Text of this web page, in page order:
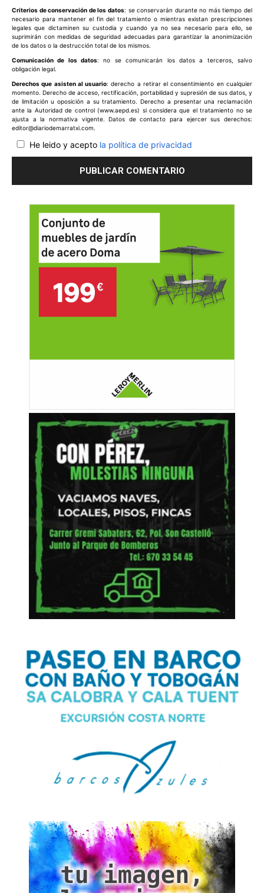
Criterios de conservación de los datos: se conservarán durante no más tiempo del
necesario para mantener el fin del tratamiento o mientras existan prescripciones
legales que dictaminen su custodia y cuando ya no sea necesario para ello, se
suprimirán con medidas de seguridad adecuadas para garantizar la anonimización
de los datos o la destrucción total de los mismos.
Comunicación de los datos: no se comunicarán los datos a terceros, salvo
obligación legal.
Derechos que asisten al usuario: derecho a retirar el consentimiento en cualquier
momento. Derecho de acceso, rectificación, portabilidad y supresión de sus datos, y
de limitación u oposición a su tratamiento. Derecho a presentar una reclamación
ante la Autoridad de control (www.aepd.es) si considera que el tratamiento no se
ajusta a la normativa vigente. Datos de contacto para ejercer sus derechos:
editor@diariodemarratxi.com.
He leido y acepto la política de privacidad